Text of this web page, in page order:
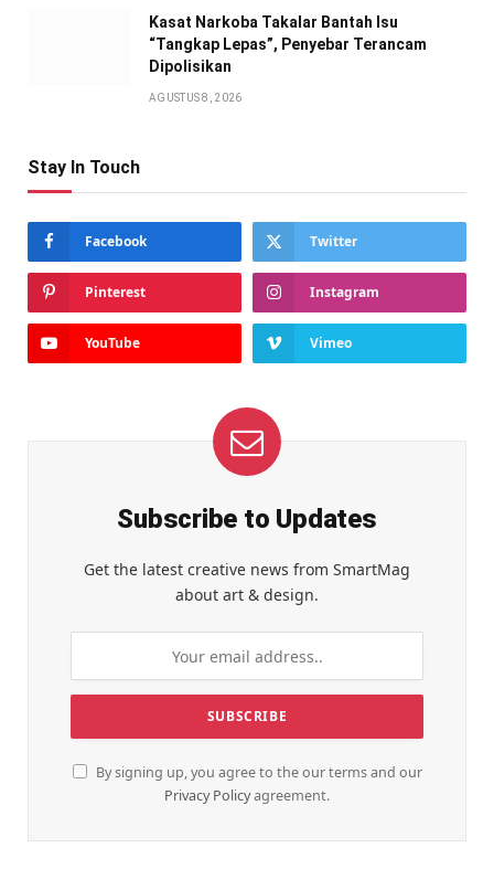
Kasat Narkoba Takalar Bantah Isu
“Tangkap Lepas”, Penyebar Terancam
Dipolisikan
AGUSTUS 8, 2026
Stay In Touch
Facebook Twitter
Pinterest Instagram
YouTube Vimeo
Subscribe to Updates
Get the latest creative news from SmartMag
about art & design.
By signing up, you agree to the our terms and our
Privacy Policyagreement.